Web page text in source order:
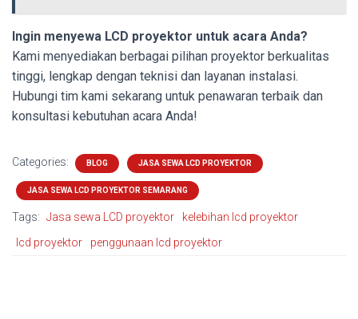
Ingin menyewa LCD proyektor untuk acara Anda?
Kami menyediakan berbagai pilihan proyektor berkualitas
tinggi, lengkap dengan teknisi dan layanan instalasi.
Hubungi tim kami sekarang untuk penawaran terbaik dan
konsultasi kebutuhan acara Anda!
Categories: BLOG JASA SEWA LCD PROYEKTOR
JASA SEWA LCD PROYEKTOR SEMARANG
Tags: Jasa sewa LCD proyektor
kelebihan lcd proyektor
lcd proyektor
penggunaan lcd proyektor